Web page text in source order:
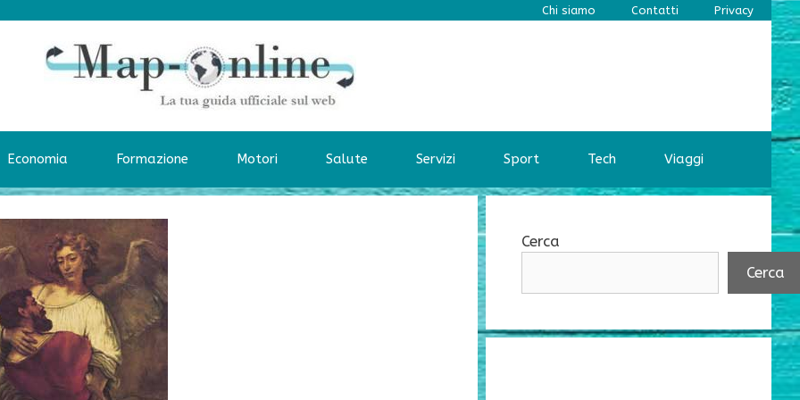
Chi siamo Contatti Privacy
Economia Formazione Motori Salute Servizi Sport Tech Viaggi
Cerca
Cerca